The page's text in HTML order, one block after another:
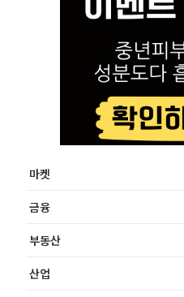
마켓
금융
부동산
산업